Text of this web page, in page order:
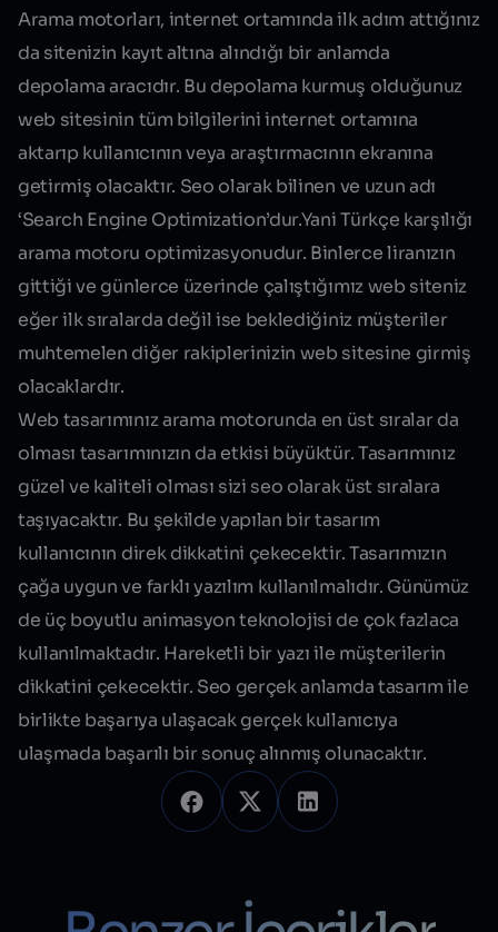
Arama motorları, internet ortamında ilk adım attığınız
da sitenizin kayıt altına alındığı bir anlamda
depolama aracıdır. Bu depolama kurmuş olduğunuz
web sitesinin tüm bilgilerini internet ortamına
aktarıp kullanıcının veya araştırmacının ekranına
getirmiş olacaktır. Seo olarak bilinen ve uzun adı
‘Search Engine Optimization’dur.Yani Türkçe karşılığı
arama motoru optimizasyonudur. Binlerce liranızın
gittiği ve günlerce üzerinde çalıştığımız web siteniz
eğer ilk sıralarda değil ise beklediğiniz müşteriler
muhtemelen diğer rakiplerinizin web sitesine girmiş
olacaklardır.
Web tasarımınız arama motorunda en üst sıralar da
olması tasarımınızın da etkisi büyüktür. Tasarımınız
güzel ve kaliteli olması sizi seo olarak üst sıralara
taşıyacaktır. Bu şekilde yapılan bir tasarım
kullanıcının direk dikkatini çekecektir. Tasarımızın
çağa uygun ve farklı yazılım kullanılmalıdır. Günümüz
de üç boyutlu animasyon teknolojisi de çok fazlaca
kullanılmaktadır. Hareketli bir yazı ile müşterilerin
dikkatini çekecektir. Seo gerçek anlamda tasarım ile
birlikte başarıya ulaşacak gerçek kullanıcıya
ulaşmada başarılı bir sonuç alınmış olunacaktır.